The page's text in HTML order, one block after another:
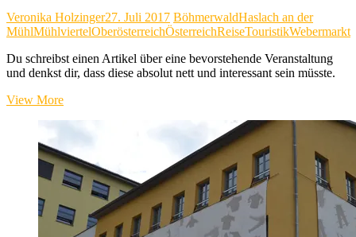
Veronika Holzinger27. Juli 2017 BöhmerwaldHaslach an der
MühlMühlviertelOberösterreichÖsterreichReiseTouristikWebermarkt
Du schreibst einen Artikel über eine bevorstehende Veranstaltung
und denkst dir, dass diese absolut nett und interessant sein müsste.
View MoreHaslach
–
Textiles
Erleben
Natur